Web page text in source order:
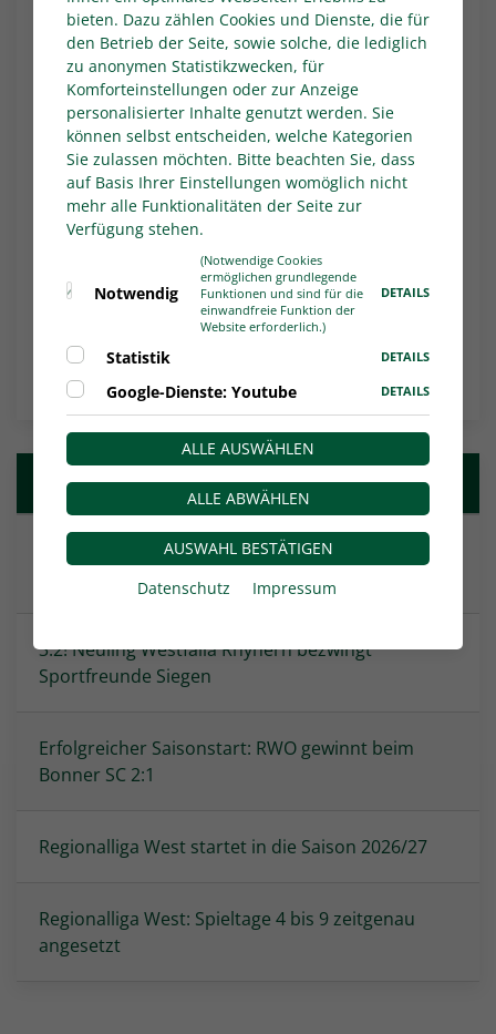
eingewechselt und gab nach fast vier Monaten
sein Comeback.
Acht Minuten vor Schluss müssen die
Bocholter in Führung gehen. Nach einem
Fauxpas von Johnen kommt Fakhro aus 16
Metern zum Abschluss aufs leere Tor und
scheitert am Innenpfosten. Bis zum Abpfiff in
der 93. Minute durch den Schiedsrichter, Tarik
Damar, passiert nichts mehr
Erwähnenswertes.
Autor*in: WDFV.de
NACHRICHTEN-ÜBERSICHT
Weitere Nachrichten
Die Spielpläne der Juniorinnen und Junioren
wurden veröffentlicht
3:2! Neuling Westfalia Rhynern bezwingt
Sportfreunde Siegen
Erfolgreicher Saisonstart: RWO gewinnt beim
Bonner SC 2:1
Regionalliga West startet in die Saison 2026/27
Regionalliga West: Spieltage 4 bis 9 zeitgenau
angesetzt
bieten. Dazu zählen Cookies und Dienste, die für
den Betrieb der Seite, sowie solche, die lediglich
zu anonymen Statistikzwecken, für
Komforteinstellungen oder zur Anzeige
personalisierter Inhalte genutzt werden. Sie
können selbst entscheiden, welche Kategorien
Sie zulassen möchten. Bitte beachten Sie, dass
auf Basis Ihrer Einstellungen womöglich nicht
mehr alle Funktionalitäten der Seite zur
Verfügung stehen.
Notwendig
(Notwendige Cookies
ermöglichen grundlegende
Funktionen und sind für die
einwandfreie Funktion der
Website erforderlich.)
DETAILS
Statistik DETAILS
Google-Dienste: Youtube DETAILS
ALLE AUSWÄHLEN
ALLE ABWÄHLEN
AUSWAHL BESTÄTIGEN
Datenschutz
Impressum